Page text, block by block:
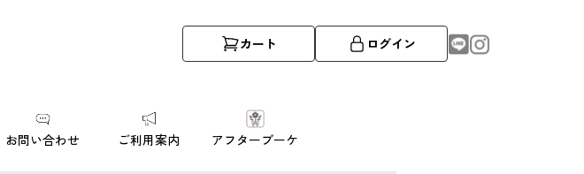
カート ログイン
お問い合わせ ご利用案内 アフターブーケ